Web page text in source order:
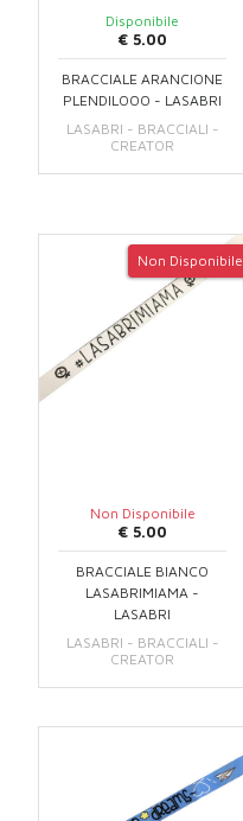
Disponibile
€ 5.00
BRACCIALE ARANCIONE
PLENDILOOO - LASABRI
LASABRI - BRACCIALI -
CREATOR
Non Disponibile
Non Disponibile
€ 5.00
BRACCIALE BIANCO
LASABRIMIAMA -
LASABRI
LASABRI - BRACCIALI -
CREATOR